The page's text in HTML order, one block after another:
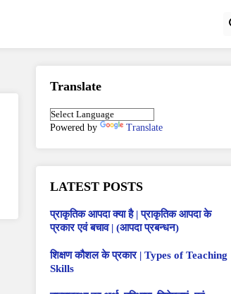
Translate
Powered by Translate
LATEST POSTS
प्राकृतिक आपदा क्या है | प्राकृतिक आपदा के
प्रकार एवं बचाव | (आपदा प्रबन्धन)
शिक्षण कौशल के प्रकार | Types of Teaching
Skills